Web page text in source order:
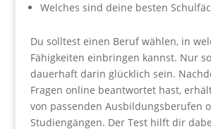
Welches sind deine besten
Du solltest einen Beruf wählen, in
Fähigkeiten einbringen kannst. Nur
dauerhaft darin glücklich sein.
Fragen online beantwortet hast,
von passenden Ausbildungsberufen
Studiengängen. Der Test hilft dir